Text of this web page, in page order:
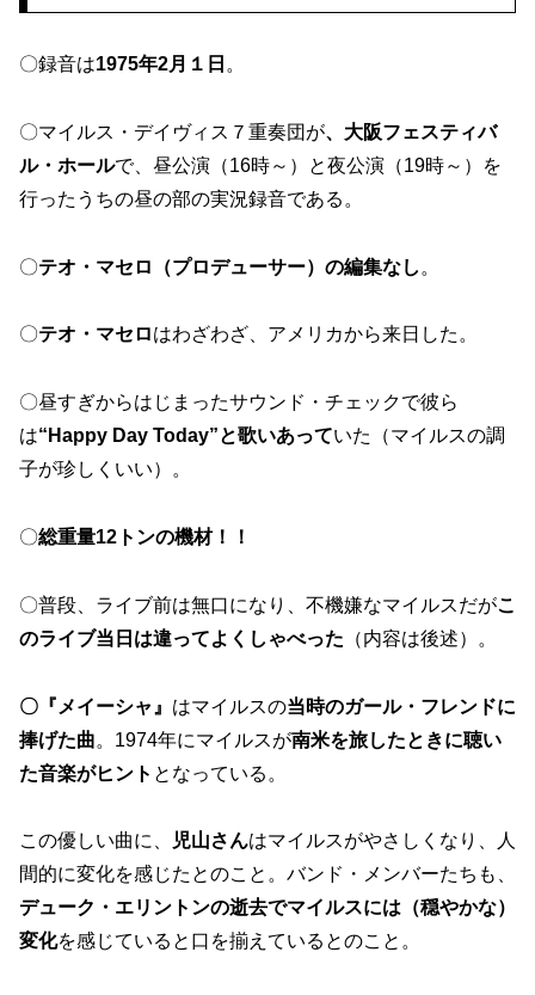
〇録音は1975年2月１日 。
〇マイルス・デイヴィス７重奏団が、大阪フェスティバ
ル・ホールで、昼公演（16時～）と夜公演（19時～）を
行ったうちの昼の部の実況録音である。
〇テオ・マセロ（プロデューサー）の編集なし 。
〇テオ・マセロはわざわざ、アメリカから来日した。
〇昼すぎからはじまったサウンド・チェックで彼ら
は“Happy Day Today”と歌いあっていた（マイルスの調
子が珍しくいい）。
〇総重量12トンの機材！！
〇普段、ライブ前は無口になり、不機嫌なマイルスだがこ
のライブ当日は違ってよくしゃべった （内容は後述）。
〇『メイーシャ』 はマイルスの当時のガール・フレンドに
捧げた曲。1974年にマイルスが南米を旅したときに聴い
た音楽がヒント となっている。
この優しい曲に、 児山さんはマイルスがやさしくなり、人
間的に変化を感じたとのこと。バンド・メンバーたちも、
デューク・エリントンの逝去でマイルスには（穏やかな）
変化を感じていると口を揃えているとのこと。